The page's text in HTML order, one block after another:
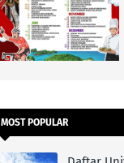
MOST POPULAR